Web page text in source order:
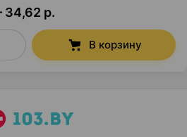
34,62 р.
В корзину